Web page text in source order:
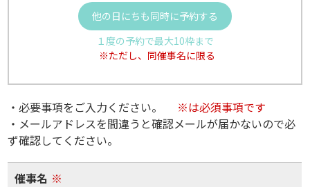
他の日にちも同時に予約する
１度の予約で最大10枠まで
※ただし、同催事名に限る
・必要事項をご入力ください。
※は必須事項です
・メールアドレスを間違うと確認メールが届かないので必
ず確認してください。
催事名 ※